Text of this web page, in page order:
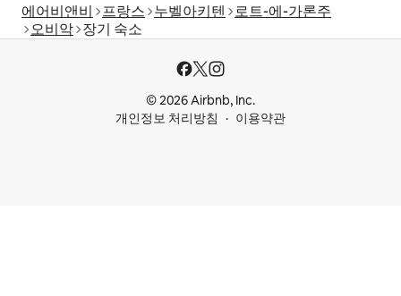
에어비앤비 프랑스 누벨아키텐
로트-에-가론주
오비악 장기 숙소
© 2026 Airbnb, Inc.
개인정보 처리방침
이용약관